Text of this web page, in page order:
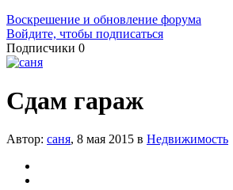
Воскрешение и обновление форума
Войдите, чтобы подписаться
Подписчики 0
Сдам гараж
Автор: саня, 8 мая 2015 в Недвижимость